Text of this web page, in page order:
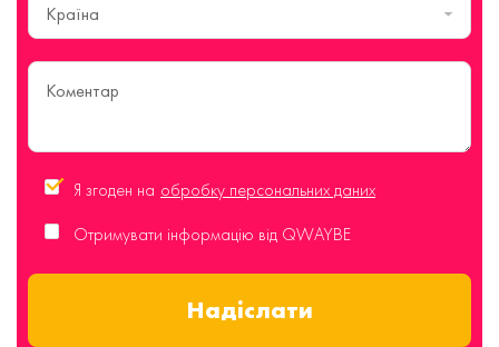
Країна
Я згоден на обробку персональних даних
Отримувати інформацію від QWAYBE
Надіслати